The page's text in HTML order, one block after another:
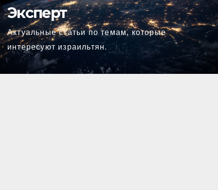
Эксперт
Актуальные статьи по темам, которые
интересуют израильтян.